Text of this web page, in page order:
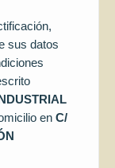
sus datos
en C/